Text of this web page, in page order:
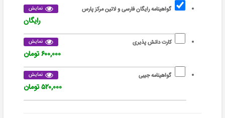
گواهینامه رایگان فارسی و لاتین مرکز پارس نمایش
رایگان
کارت دانش پذیری نمایش
۶۰۰,۰۰۰ تومان
گواهینامه جیبی نمایش
۵۲۰,۰۰۰ تومان